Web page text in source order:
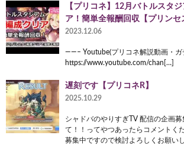
【プリコネ】12月バトルスタ
ア！簡単全報酬回収【プリンセ
2023.12.06
——– Youtube(プリコネ解説動画・ガ
https://www.youtube.com/chan[…]
遅刻です【プリコネR】
2025.10.29
シャドバのやりすぎTV 配信の企画
て！！ってやつあったらコメントく
募集中ですので検討よろしくお願い